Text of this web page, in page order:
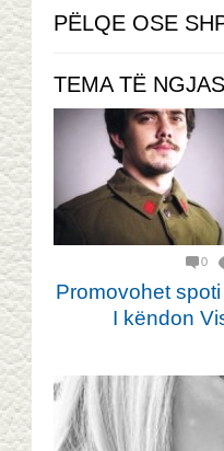
PËLQE OSE
TEMA TË
0
Promovohet
I këndon